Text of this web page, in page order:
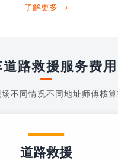
打4006363122请求送油人员
了解更多 →
路救援服务费用
不同情况不同地址师傅核
道路救援